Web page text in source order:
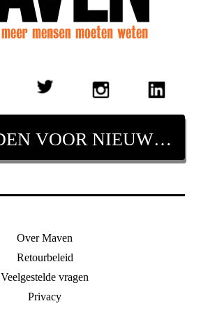
AANMELDEN VOOR NIEUWSBRIEF
Over Maven
Retourbeleid
Veelgestelde vragen
Privacy